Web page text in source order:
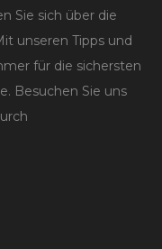
Sie sich über die
unseren Tipps und
für die sichersten
Besuchen Sie uns